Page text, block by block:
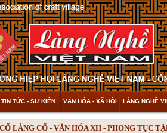
TIN TỨC - SỰ KIỆN VĂN HÓA - XÃ HỘI LÀNG NGHỀ
KHÁM PHÁ VIDEO
LÀNG CỔ - VĂN HÓA XH - PHONG TỤC